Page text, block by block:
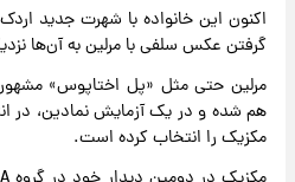
اکنون این خانواده با شهرت جدید
گرفتن عکس سلفی با مرلین به آن‌ها
مرلین حتی مثل «پل اختاپوس» مشهور
هم شده و در یک آزمایش نمادین، در
مکزیک را انتخاب کرده است.